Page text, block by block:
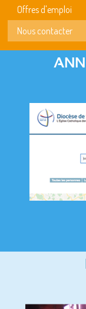
Offres d'emploi
Nous contacter